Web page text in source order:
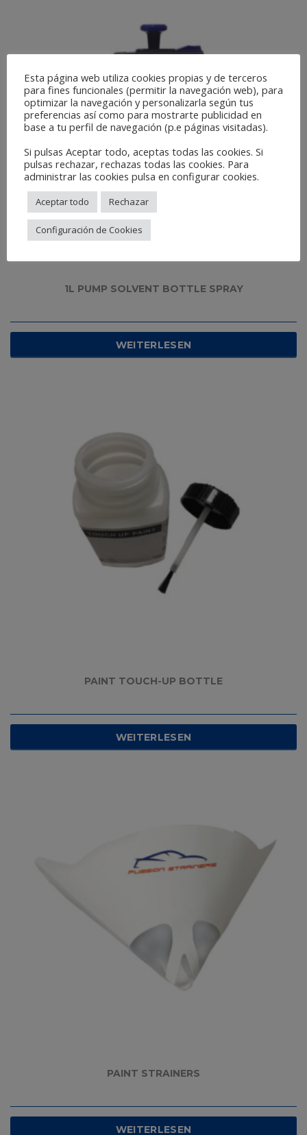
1L PUMP SOLVENT BOTTLE SPRAY
WEITERLESEN
PAINT TOUCH-UP BOTTLE
WEITERLESEN
PAINT STRAINERS
WEITERLESEN
Esta página web utiliza cookies propias y de terceros
para fines funcionales (permitir la navegación web), para
optimizar la navegación y personalizarla según tus
preferencias así como para mostrarte publicidad en
base a tu perfil de navegación (p.e páginas visitadas).
Si pulsas Aceptar todo, aceptas todas las cookies. Si
pulsas rechazar, rechazas todas las cookies. Para
administrar las cookies pulsa en configurar cookies.
Aceptar todo Rechazar
Configuración de Cookies